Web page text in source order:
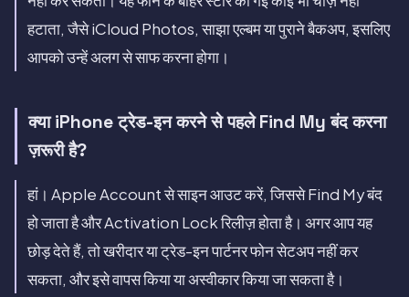
हटाता, जैसे iCloud Photos, साझा एल्बम या पुराने बैकअप, इसलिए
आपको उन्हें अलग से साफ करना होगा।
क्या iPhone ट्रेड-इन करने से पहले Find My बंद करना
ज़रूरी है?
हां। Apple Account से साइन आउट करें, जिससे Find My बंद
हो जाता है और Activation Lock रिलीज़ होता है। अगर आप यह
छोड़ देते हैं, तो खरीदार या ट्रेड-इन पार्टनर फोन सेटअप नहीं कर
सकता, और इसे वापस किया या अस्वीकार किया जा सकता है।